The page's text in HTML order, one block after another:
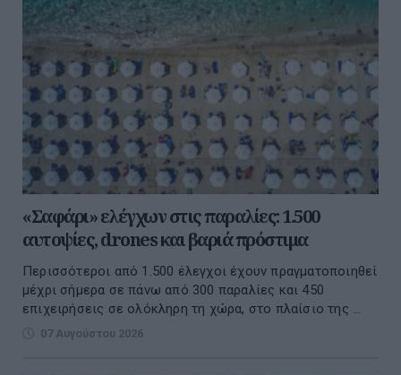
«Σαφάρι» ελέγχων στις παραλίες: 1.500
αυτοψίες, drones και βαριά πρόστιμα
Περισσότεροι από 1.500 έλεγχοι έχουν πραγματοποιηθεί
μέχρι σήμερα σε πάνω από 300 παραλίες και 450
επιχειρήσεις σε ολόκληρη τη χώρα, στο πλαίσιο της ...
07 Αυγούστου 2026